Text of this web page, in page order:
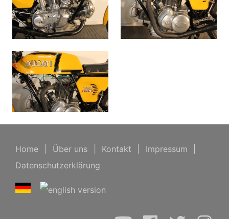
Home Über uns Kontakt Impressum
Datenschutzerklärung